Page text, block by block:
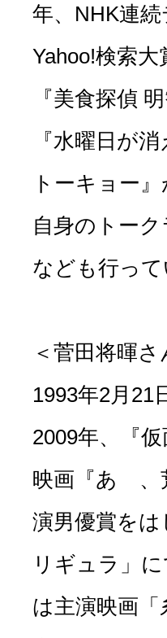
年、NHK連
Yahoo!検索
『美食探偵
『水曜日が
トーキョー』
自身のトー
なども行って
＜菅田将暉
1993年2月21
2009年、『
映画『あゝ
演男優賞を
リギュラ」
は主演映画「